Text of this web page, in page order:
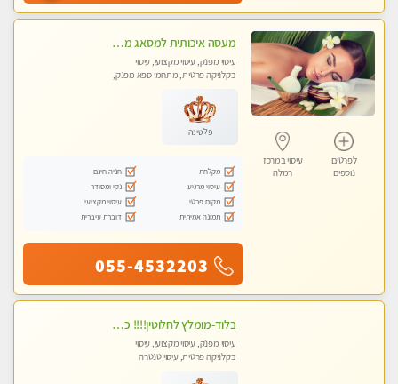
לפרטים
נוספים
עיסוי במרכז
רמלה
מעסה איכותית למסאג מפנק ומקצועי ביותר
עיסוי מפנק, עיסוי מקצועי, עיסוי
בקלניקה פרטית, מתחמי ספא מפנק,
פלטינה
מקלחת
חניה חינם
עיסוי מרגיע
נקי ומסודר
מקום פרטי
עיסוי מקצועי
תמונה אמיתית
דוברת עיברית
055-4532203
בלוד-מומלץ לחלוטין!!!! כל סוגי העיסויים מעסה מקצועית ואיכותית פרטי!!!
עיסוי מפנק, עיסוי מקצועי, עיסוי
בקלניקה פרטית, עיסוי טנטרה